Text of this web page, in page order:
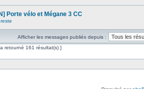
Porte vélo et Mégane 3 CC
Afficher les messages publiés depuis :
retourné 161 résultat(s) ]